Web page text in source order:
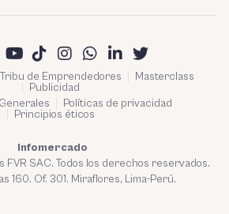
Tribu de Emprendedores
Masterclass
Publicidad
Políticas de privacidad
Principios éticos
Infomercado
FVR SAC. Todos los derechos reservados.
160. Of. 301. Miraflores, Lima-Perú.